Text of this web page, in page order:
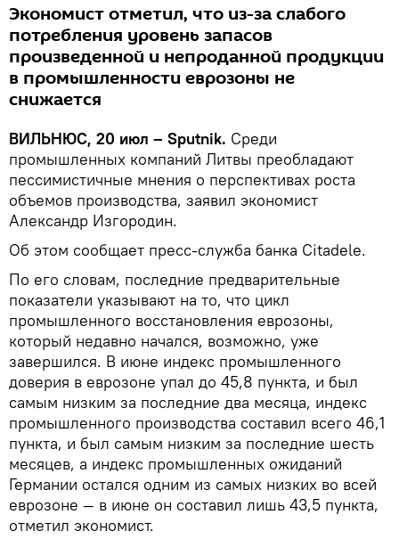
Экономист отметил, что из-за слабого
потребления уровень запасов
произведенной и непроданной продукции
в промышленности еврозоны не
снижается
ВИЛЬНЮС, 20 июл – Sputnik. Среди
промышленных компаний Литвы преобладают
пессимистичные мнения о перспективах роста
объемов производства, заявил экономист
Александр Изгородин.
Об этом сообщает пресс-служба банка Citadele.
По его словам, последние предварительные
показатели указывают на то, что цикл
промышленного восстановления еврозоны,
который недавно начался, возможно, уже
завершился. В июне индекс промышленного
доверия в еврозоне упал до 45,8 пункта, и был
самым низким за последние два месяца, индекс
промышленного производства составил всего 46,1
пункта, и был самым низким за последние шесть
месяцев, а индекс промышленных ожиданий
Германии остался одним из самых низких во всей
еврозоне — в июне он составил лишь 43,5 пункта,
отметил экономист.